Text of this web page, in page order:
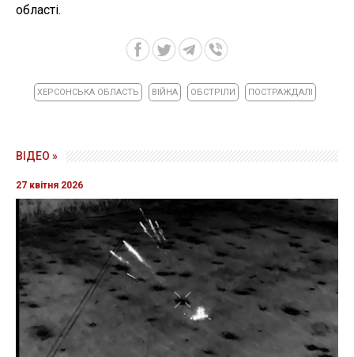
області.
ХЕРСОНСЬКА ОБЛАСТЬ ВІЙНА ОБСТРІЛИ ПОСТРАЖДАЛІ
ВІДЕО »
27 квітня 2026